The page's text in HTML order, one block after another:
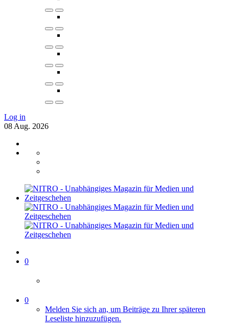
Log in
08 Aug. 2026
0
0
Melden Sie sich an, um Beiträge zu Ihrer späteren
Leseliste hinzuzufügen.